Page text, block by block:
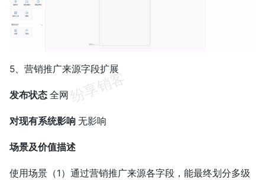
5、营销推广来源字段扩展
发布状态 全网
对现有系统影响 无影响
场景及价值描述
使用场景（1）通过营销推广来源各字段，能最终划分多级